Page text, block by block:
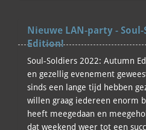
Nieuwe LAN-party -
Edition!
Soul-Soldiers 2022: Autumn
en gezellig evenement
sinds een lange tijd hebben
willen graag iedereen enorm
heeft meegedaan en
dat weekend weer tot een